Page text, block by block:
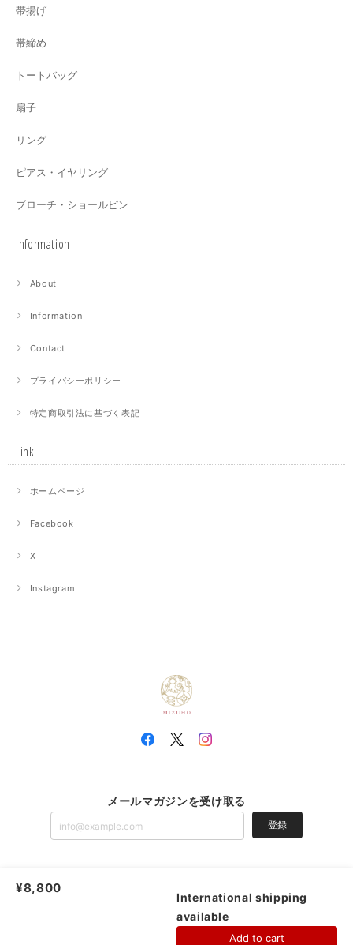
帯揚げ
帯締め
トートバッグ
扇子
リング
ピアス・イヤリング
ブローチ・ショールピン
Information
About
Information
Contact
プライバシーポリシー
特定商取引法に基づく表記
Link
ホームページ
Facebook
X
Instagram
メールマガジンを受け取る
登録
MIZUHO | 特定商取引法に基づく表記
¥8,800
International shipping
available
Add to cart
ショップに質問する